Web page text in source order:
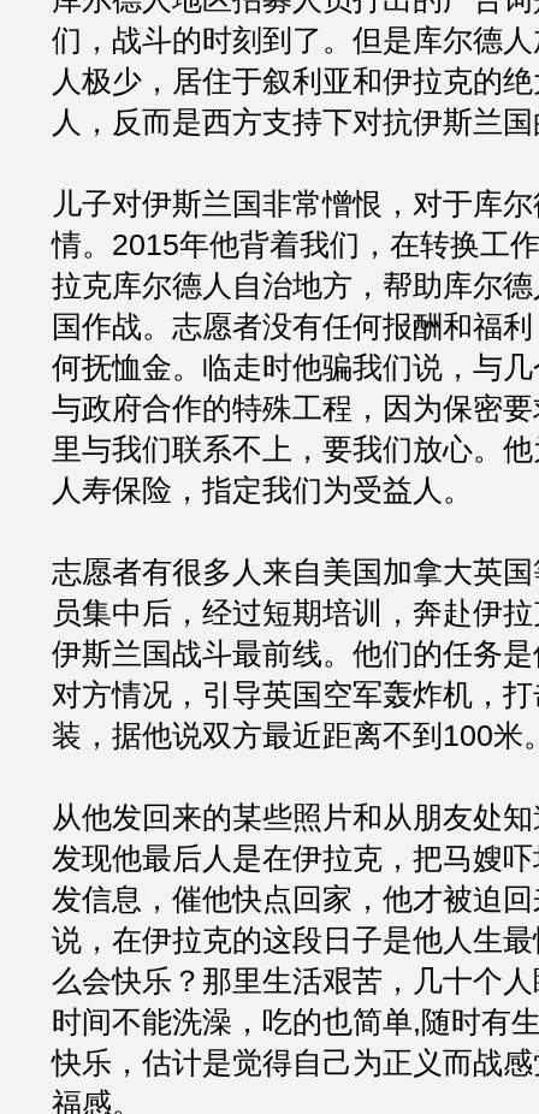
们，战斗的时刻到了。但是库尔德
人极少，居住于叙利亚和伊拉克的
人，反而是西方支持下对抗伊斯兰
儿子对伊斯兰国非常憎恨，对于库
情。2015年他背着我们，在转换工
拉克库尔德人自治地方，帮助库尔
国作战。志愿者没有任何报酬和福
何抚恤金。临走时他骗我们说，与
与政府合作的特殊工程，因为保密
里与我们联系不上，要我们放心。
人寿保险，指定我们为受益人。
志愿者有很多人来自美国加拿大英
员集中后，经过短期培训，奔赴伊
伊斯兰国战斗最前线。他们的任务
对方情况，引导英国空军轰炸机，
装，据他说双方最近距离不到100米
从他发回来的某些照片和从朋友处
发现他最后人是在伊拉克，把马嫂
发信息，催他快点回家，他才被迫
说，在伊拉克的这段日子是他人生
么会快乐？那里生活艰苦，几十个
时间不能洗澡，吃的也简单,随时有
快乐，估计是觉得自己为正义而战
福感。